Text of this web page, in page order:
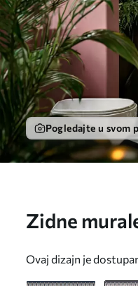
Pogledajte u svom
Zidne
Ovaj dizajn je